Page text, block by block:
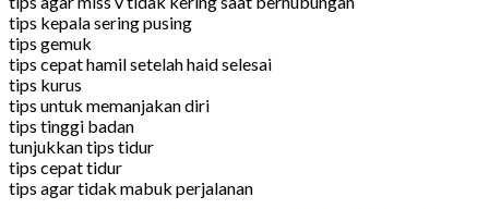
tips kepala sering pusing
tips gemuk
tips cepat hamil setelah haid selesai
tips kurus
tips untuk memanjakan diri
tips tinggi badan
tunjukkan tips tidur
tips cepat tidur
tips agar tidak mabuk perjalanan